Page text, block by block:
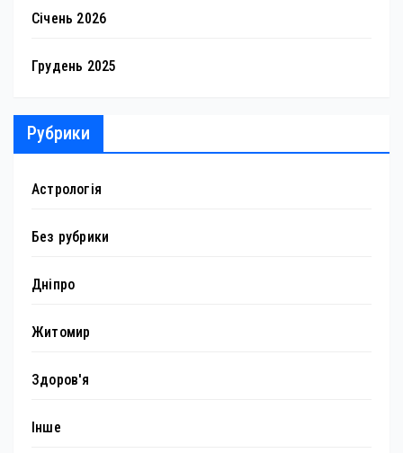
Січень 2026
Грудень 2025
Рубрики
Астрологія
Без рубрики
Дніпро
Житомир
Здоров'я
Інше